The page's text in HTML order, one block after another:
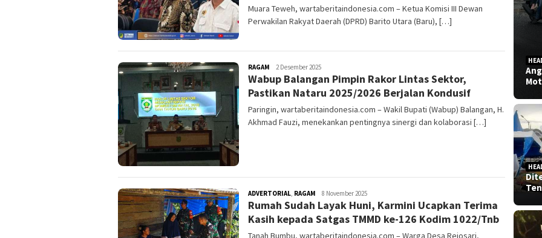
Muara Teweh, wartaberitaindonesia.com – Ketua Komisi III Dewan
Perwakilan Rakyat Daerah (DPRD) Barito Utara (Baru), […]
RAGAM admin
2 Desember 2025
Wabup Balangan Pimpin Rakor Lintas Sektor,
Pastikan Nataru 2025/2026 Berjalan Kondusif
Paringin, wartaberitaindonesia.com – Wakil Bupati (Wabup) Balangan, H.
Akhmad Fauzi, menekankan pentingnya sinergi dan kolaborasi […]
ADVERTORIAL RAGAM admin
8 November 2025
Rumah Sudah Layak Huni, Karmini Ucapkan Terima
Kasih kepada Satgas TMMD ke-126 Kodim 1022/Tnb
Tanah Bumbu, wartaberitaindonesia.com – Warga Desa Rejosari,